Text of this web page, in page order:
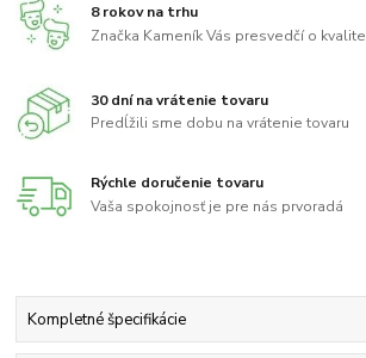
8 rokov na trhu
Značka Kameník Vás presvedčí o kvalite
30 dní na vrátenie tovaru
Predĺžili sme dobu na vrátenie tovaru
Rýchle doručenie tovaru
Vaša spokojnosť je pre nás prvoradá
Kompletné špecifikácie